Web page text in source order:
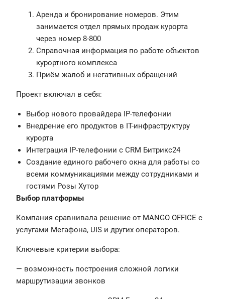
Аренда и бронирование номеров. Этим
занимается отдел прямых продаж курорта
через номер 8-800
Справочная информация по работе объектов
курортного комплекса
Приём жалоб и негативных обращений
Проект включал в себя:
Выбор нового провайдера IP-телефонии
Внедрение его продуктов в IT-инфраструктуру
курорта
Интеграция IP-телефонии с CRM Битрикс24
Создание единого рабочего окна для работы со
всеми коммуникациями между сотрудниками и
гостями Розы Хутор
Выбор платформы
Компания сравнивала решение от MANGO OFFICE с
услугами Мегафона, UIS и других операторов.
Ключевые критерии выбора:
— возможность построения сложной логики
маршрутизации звонков